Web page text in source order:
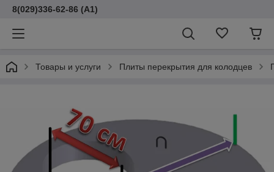
8(029)336-62-86 (A1)
Товары и услуги Плиты перекрытия для колодцев